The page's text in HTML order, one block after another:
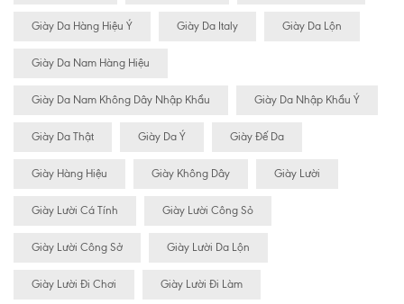
Giày Da Hàng Hiệu Ý Giày Da Italy Giày Da Lộn
Giày Da Nam Hàng Hiệu
Giày Da Nam Không Dây Nhập Khẩu Giày Da Nhập Khẩu Ý
Giày Da Thật Giày Da Ý Giày Đế Da
Giày Hàng Hiệu Giày Không Dây Giày Lười
Giày Lười Cá Tính Giày Lười Công Sỏ
Giày Lười Công Sở Giày Lười Da Lộn
Giày Lười Đi Chơi Giày Lười Đi Làm